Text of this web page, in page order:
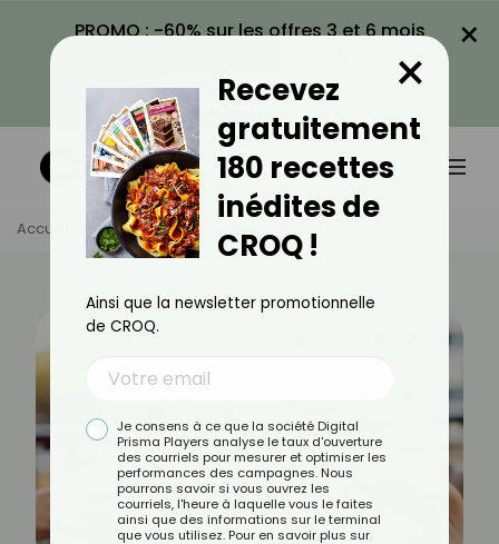
PROMO : -60% sur les offres 3 et 6 mois
VOIR LA PROMO
×
Accueil Actus Santé Les Bienfaits Du Vin Rosé
Recevez
gratuitement
180 recettes
inédites de
CROQ !
×
Ainsi que la newsletter promotionnelle
de CROQ.
Je consens à ce que la société Digital
Prisma Players analyse le taux d'ouverture
des courriels pour mesurer et optimiser les
performances des campagnes. Nous
pourrons savoir si vous ouvrez les
courriels, l'heure à laquelle vous le faites
ainsi que des informations sur le terminal
que vous utilisez. Pour en savoir plus sur